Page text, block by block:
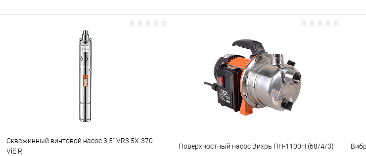
Скважинный винтовой насос 3,5" VR3.5X-370
ViEiR
Поверхностный насос Вихрь ПН-1100Н (68/4/3)